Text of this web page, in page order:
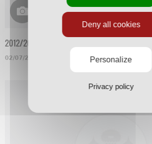
2012/2013
02/07/2012
Deny all cookies
Personalize
Privacy policy